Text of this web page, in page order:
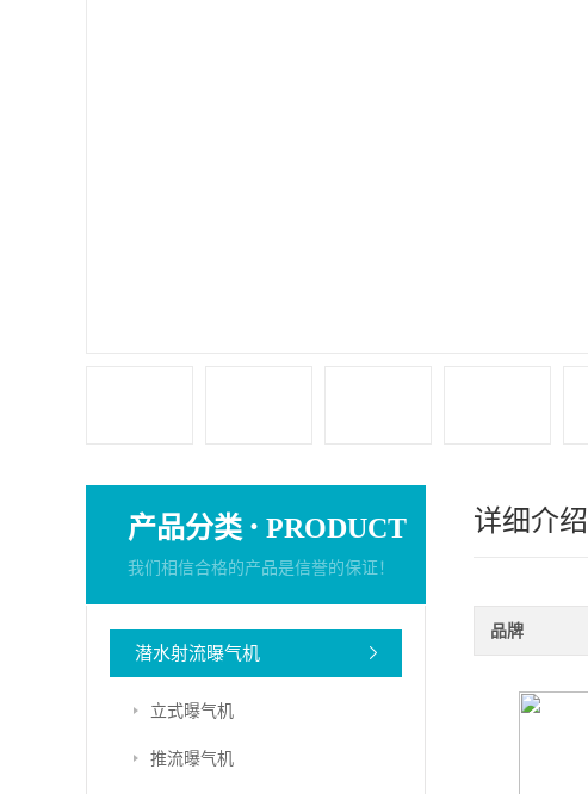
产品分类 · PRODUCT
我们相信合格的产品是信誉的保证！
潜水射流曝气机
立式曝气机
推流曝气机
详细介绍
品牌